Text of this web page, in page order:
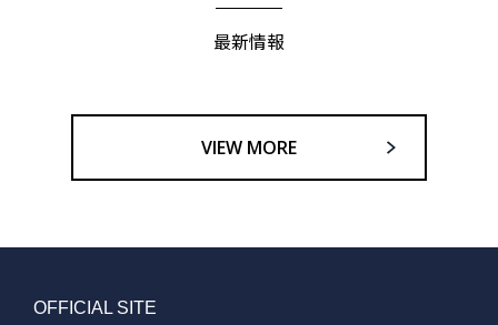
最新情報
VIEW MORE
OFFICIAL SITE